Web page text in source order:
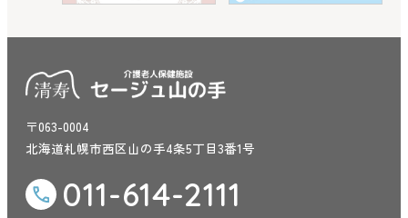
〒063-0004
北海道札幌市西区山の手4条5丁目3番1号
011-614-2111